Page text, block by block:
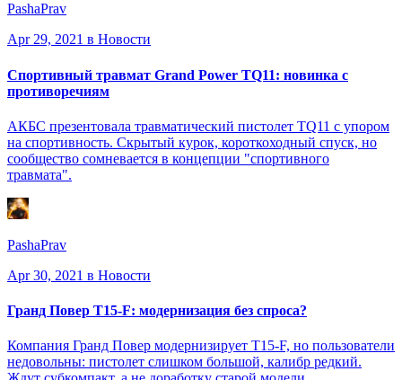
PashaPrav
Apr 29, 2021 в Новости
Спортивный травмат Grand Power TQ11: новинка с
противоречиям
АКБС презентовала травматический пистолет TQ11 с упором
на спортивность. Скрытый курок, короткоходный спуск, но
сообщество сомневается в концепции "спортивного
травмата".
PashaPrav
Apr 30, 2021 в Новости
Гранд Повер T15-F: модернизация без спроса?
Компания Гранд Повер модернизирует T15-F, но пользователи
недовольны: пистолет слишком большой, калибр редкий.